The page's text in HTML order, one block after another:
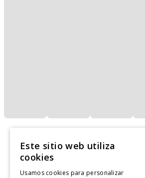
Este sitio web utiliza
cookies
Usamos cookies para personalizar